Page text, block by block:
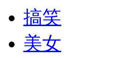
司机酒驾遇交警 急速倒车逃窜
搞笑
美女